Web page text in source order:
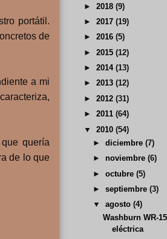
portátil.
de
a mi
quería
de lo que
► 2018 (9)
► 2017 (19)
► 2016 (5)
► 2015 (12)
► 2014 (13)
► 2013 (12)
► 2012 (31)
► 2011 (64)
▼
2010 (54)
►diciembre (7)
►noviembre (6)
►octubre (5)
►septiembre (3)
▼
agosto (4)
Washburn WR-
eléctrica